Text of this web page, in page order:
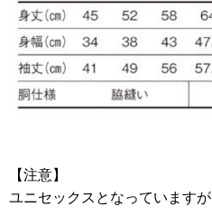
【注意】
ユニセックスとなっていますが